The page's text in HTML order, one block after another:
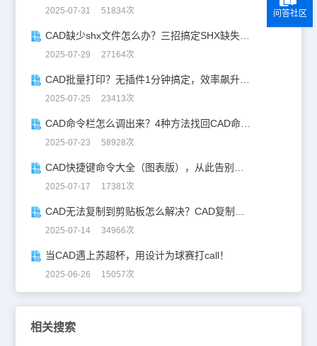
2025-07-31 51834次
CAD缺少shx文件怎么办？三招搞定SHX缺失难题
2025-07-29 27164次
CAD批量打印？无插件1分钟搞定，效率飙升90%！
2025-07-25 23413次
CAD命令栏怎么调出来？4种方法找回CAD命令栏
2025-07-23 58928次
CAD快捷键命令大全（图表版），从此告别低效绘图！
2025-07-17 17381次
CAD无法复制到剪贴板怎么解决？CAD复制失灵自救指南
2025-07-14 34966次
当CAD遇上苏超杯，用设计为球赛打call！
2025-06-26 15057次
相关搜索
问答社区